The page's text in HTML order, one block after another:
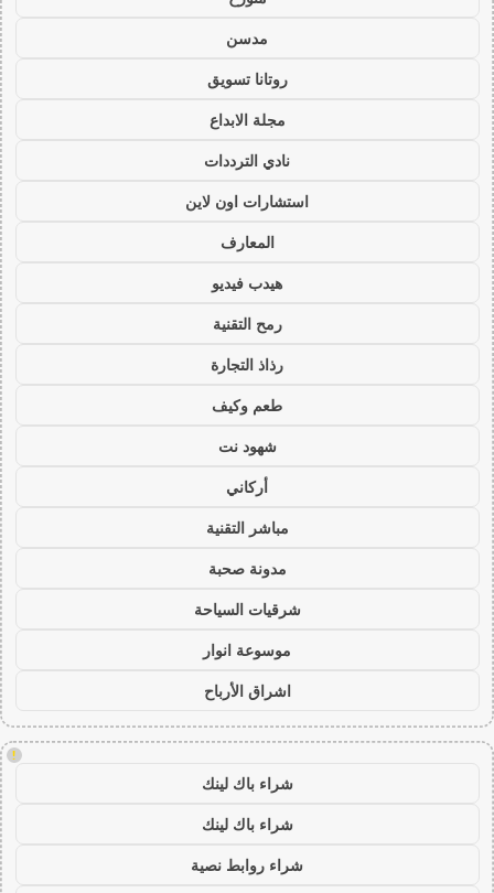
مدسن
روتانا تسويق
مجلة الابداع
نادي الترددات
استشارات اون لاين
المعارف
هيدب فيديو
رمح التقنية
رذاذ التجارة
طعم وكيف
شهود نت
أركاني
مباشر التقنية
مدونة صحبة
شرقيات السياحة
موسوعة انوار
اشراق الأرباح
!
شراء باك لينك
شراء باك لينك
شراء روابط نصية